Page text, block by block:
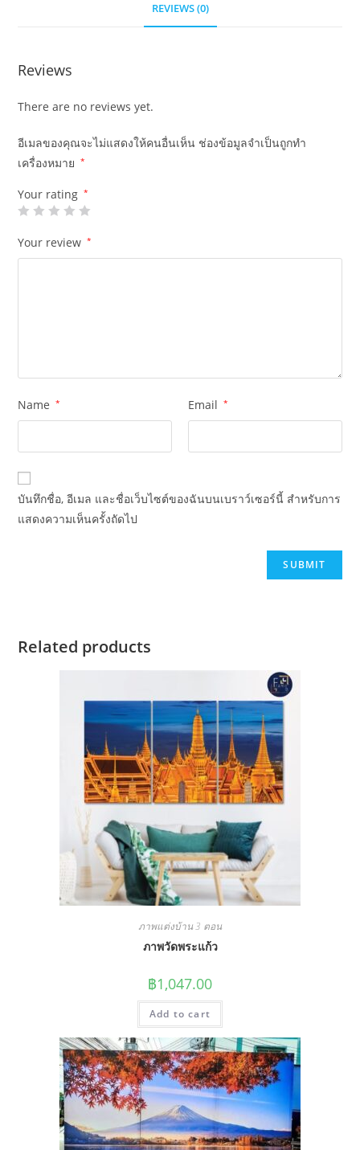
REVIEWS (0)
Reviews
There are no reviews yet.
อีเมลของคุณจะไม่แสดงให้คนอื่นเห็น ช่องข้อมูลจำเป็นถูกทำ
เครื่องหมาย
*
Your rating *
Your review *
Name * Email *
บันทึกชื่อ, อีเมล และชื่อเว็บไซต์ของฉันบนเบราว์เซอร์นี้ สำหรับการ
แสดงความเห็นครั้งถัดไป
Related products
ภาพแต่งบ้าน 3 ตอน
ภาพวัดพระแก้ว
฿1,047.00
Add to cart